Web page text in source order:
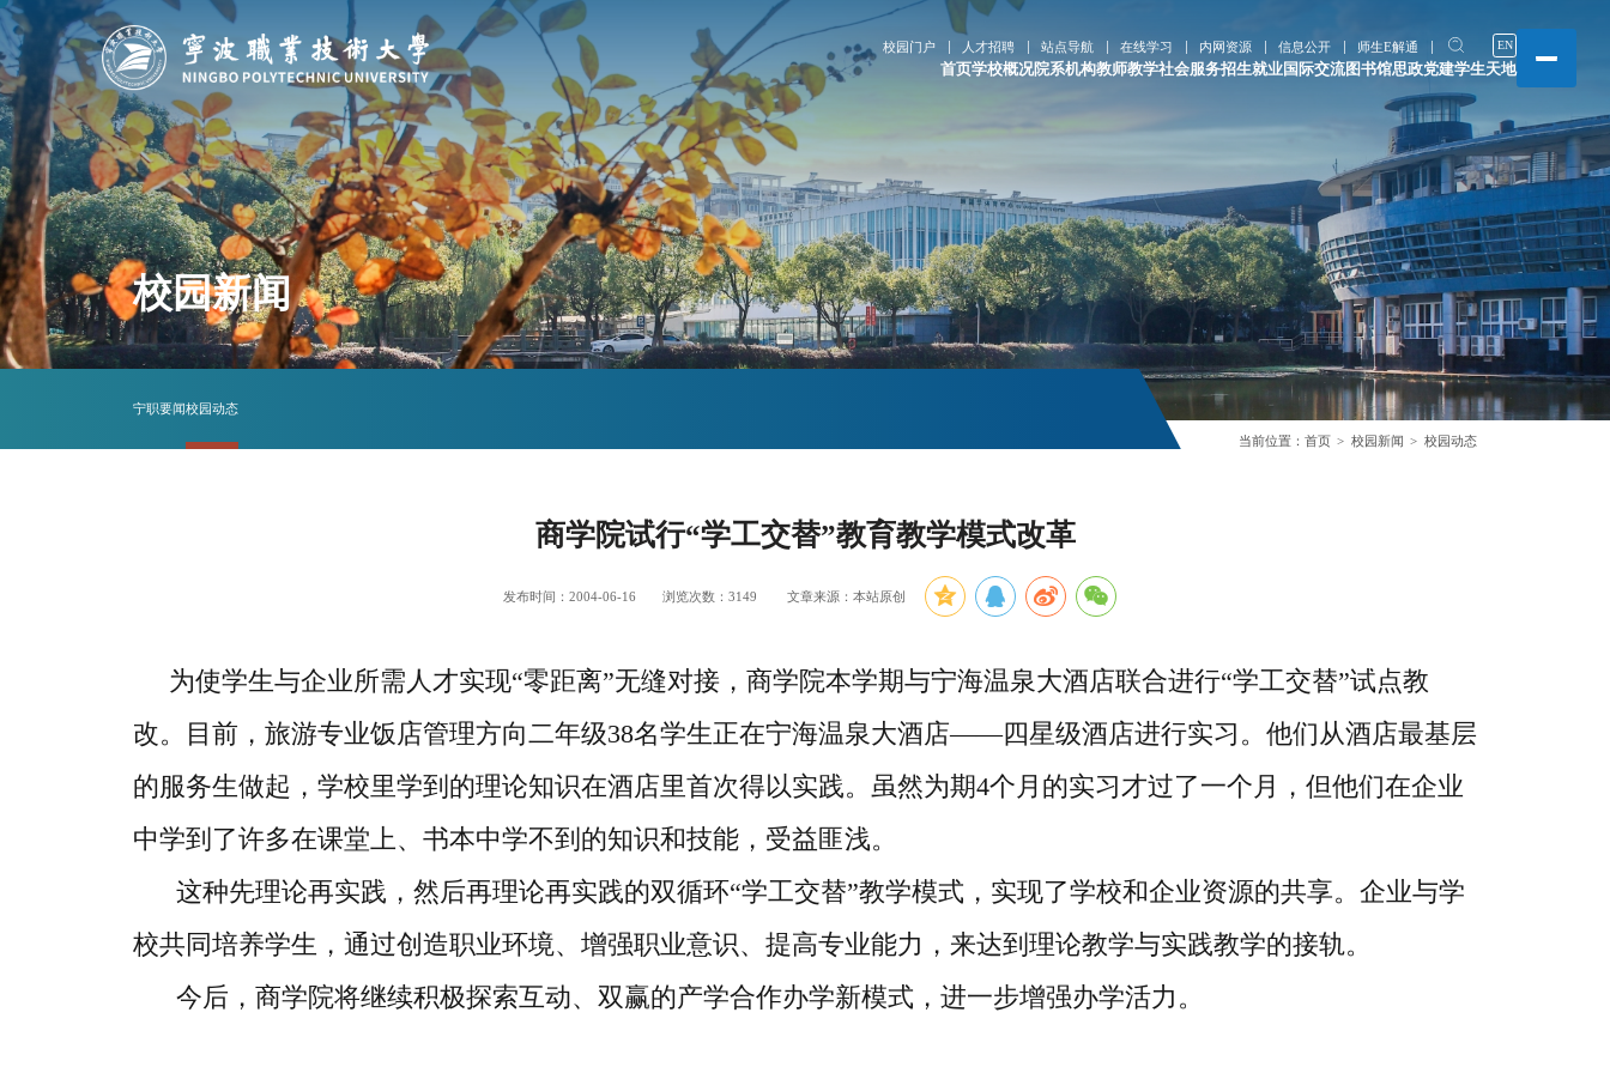
校园门户 人才招聘 站点导航 在线学习 内网资源 信息公开 师生E解通 EN
首页学校概况院系机构教师教学社会服务招生就业国际交流图书馆思政党建学生天地
校园新闻
宁职要闻校园动态
当前位置： 首页 校园新闻 校园动态
商学院试行“学工交替”教育教学模式改革
发布时间：2004-06-16 浏览次数： 3149 文章来源：本站原创
为使学生与企业所需人才实现“零距离”无缝对接，商学院本学期与宁海温泉大酒店联合进行“学工交替”试点教
改。目前，旅游专业饭店管理方向二年级38名学生正在宁海温泉大酒店——四星级酒店进行实习。他们从酒店最基层
的服务生做起，学校里学到的理论知识在酒店里首次得以实践。虽然为期4个月的实习才过了一个月，但他们在企业
中学到了许多在课堂上、书本中学不到的知识和技能，受益匪浅。
这种先理论再实践，然后再理论再实践的双循环“学工交替”教学模式，实现了学校和企业资源的共享。企业与学
校共同培养学生，通过创造职业环境、增强职业意识、提高专业能力，来达到理论教学与实践教学的接轨。
今后，商学院将继续积极探索互动、双赢的产学合作办学新模式，进一步增强办学活力。